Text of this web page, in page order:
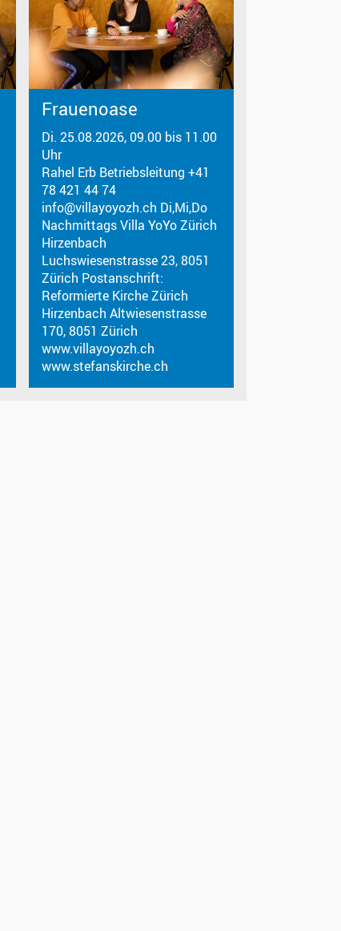
Frauenoase
Di. 25.08.2026, 09.00 bis 11.00
Uhr
Rahel Erb Betriebsleitung +41
78 421 44 74
info@villayoyozh.ch Di,Mi,Do
Nachmittags Villa YoYo Zürich
Hirzenbach
Luchswiesenstrasse 23, 8051
Zürich Postanschrift:
Reformierte Kirche Zürich
Hirzenbach Altwiesenstrasse
170, 8051 Zürich
www.villayoyozh.ch
www.stefanskirche.ch